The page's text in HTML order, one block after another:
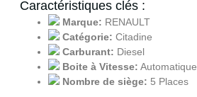
Caractéristiques clés :
Marque: RENAULT
Catégorie: Citadine
Carburant: Diesel
Boite à Vitesse: Automatique
Nombre de siège: 5 Places